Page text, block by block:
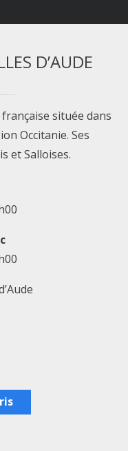
D’AUDE
située dans
Occitanie. Ses
et Salloises.